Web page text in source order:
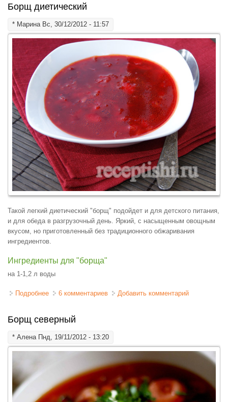
Борщ диетический
* МаринаВс, 30/12/2012 - 11:57
Такой легкий диетический "борщ" подойдет и для детского питания,
и для обеда в разгрузочный день. Яркий, с насыщенным овощным
вкусом, но приготовленный без традиционного обжаривания
ингредиентов.
Ингредиенты для "борща"
на 1-1,2 л воды
Подробнее о Борщ диетический
6 комментариев Добавить комментарий
Борщ северный
* АленаПнд, 19/11/2012 - 13:20